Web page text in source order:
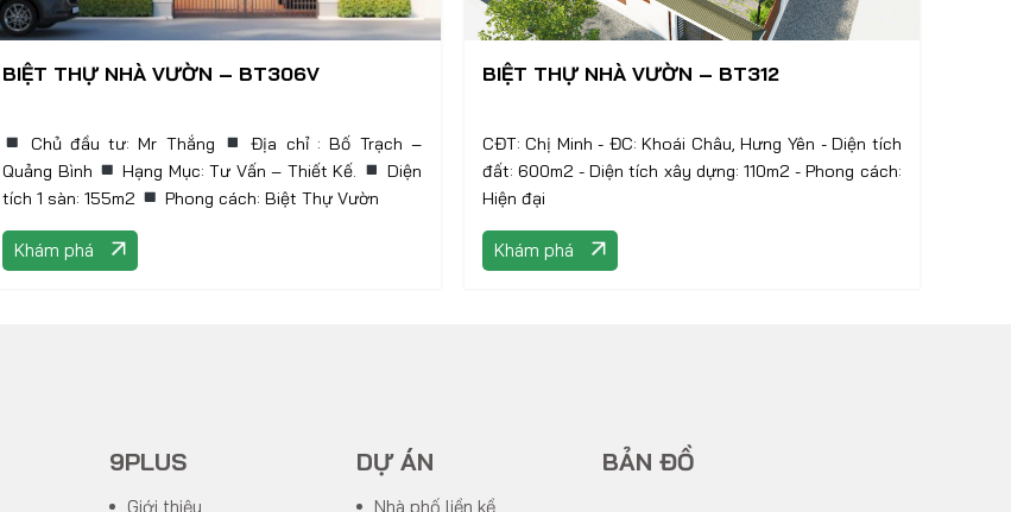
BIỆT THỰ NHÀ VƯỜN – BT306V
Chủ đầu tư: Mr Thắng
Địa chỉ : Bố Trạch –
Quảng Bình
Hạng Mục: Tư Vấn – Thiết Kế.
Diện
tích 1 sàn: 155m2
Phong cách: Biệt Thự Vườn
Khám phá
BIỆT THỰ NHÀ VƯỜN – BT312
CĐT: Chị Minh - ĐC: Khoái Châu, Hưng Yên - Diện tích
đất: 600m2 - Diện tích xây dựng: 110m2 - Phong cách:
Hiện đại
Khám phá
9PLUS
Giới thiệu
DỰ ÁN
Nhà phố liền kề
BẢN ĐỒ